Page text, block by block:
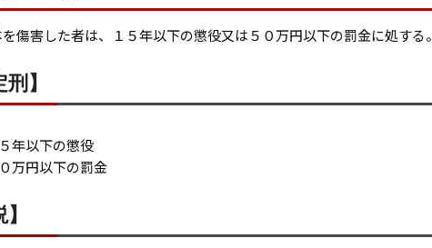
傷害した者は、１５年以下の懲役又は５０万円以下の罰金に処する。
刑】
年以下の懲役
万円以下の罰金